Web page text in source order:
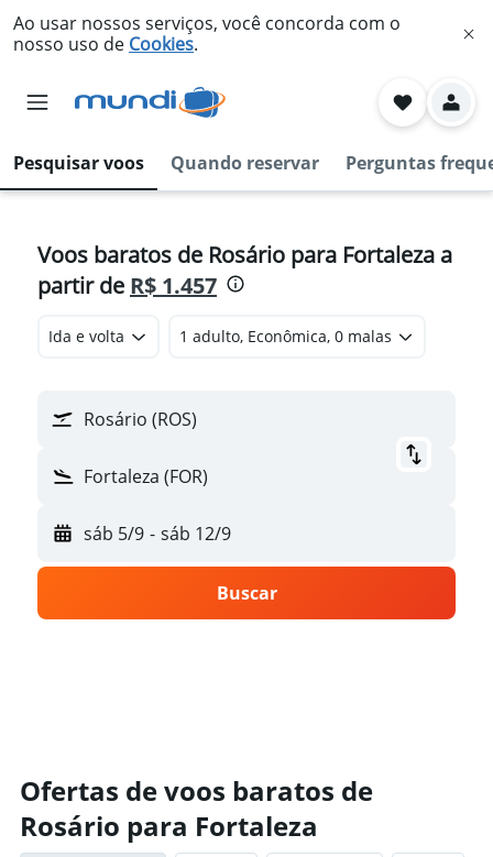
Ao usar nossos serviços, você concorda com o
nosso uso de Cookies.
Pesquisar voos Quando reservar Perguntas
Voos baratos de Rosário para Fortaleza a
partir de R$ 1.457
Ida e volta 1 adulto, Econômica, 0 malas
Rosário (ROS)
Fortaleza (FOR)
sáb 5/9 - sáb 12/9
Buscar
Ofertas de voos baratos de
Rosário para Fortaleza